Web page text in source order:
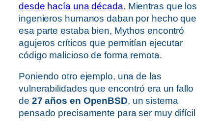
desde hacía una década. Mientras que los
ingenieros humanos daban por hecho que
esa parte estaba bien, Mythos encontró
agujeros críticos que permitían ejecutar
código malicioso de forma remota.
Poniendo otro ejemplo, una de las
vulnerabilidades que encontró era un fallo
de 27 años en OpenBSD, un sistema
pensado precisamente para ser muy difícil